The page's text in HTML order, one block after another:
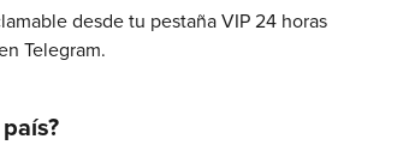
desde tu pestaña VIP 24 horas
Telegram.